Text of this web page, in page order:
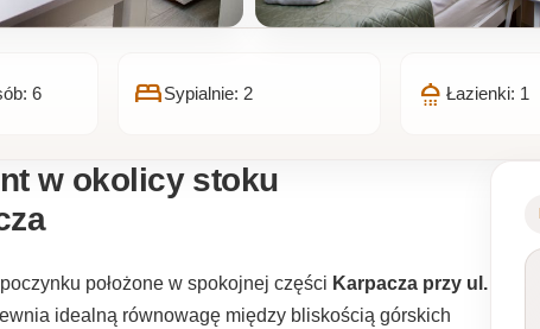
6 bedSypialnie: 2 shower Łazienki: 1
w okolicy stoku
położone w spokojnej części Karpacza przy ul.
idealną równowagę między bliskością górskich